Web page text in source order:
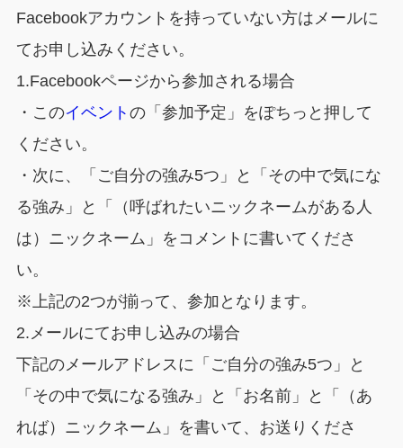
Facebookアカウントを持っていない方はメールに
てお申し込みください。
1.Facebookページから参加される場合
・このイベント の「参加予定」をぽちっと押して
ください。
・次に、「ご自分の強み5つ」と「その中で気にな
る強み」と「（呼ばれたいニックネームがある人
は）ニックネーム」をコメントに書いてくださ
い。
※上記の2つが揃って、参加となります。
2.メールにてお申し込みの場合
下記のメールアドレスに「ご自分の強み5つ」と
「その中で気になる強み」と「お名前」と「（あ
れば）ニックネーム」を書いて、お送りくださ